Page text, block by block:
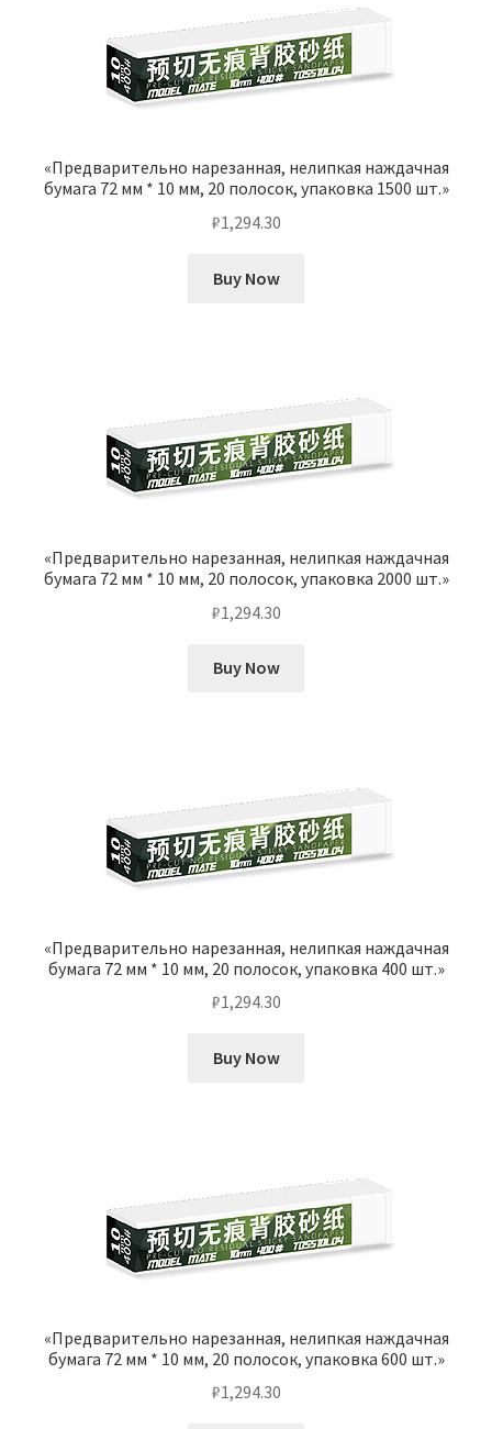
«Предварительно нарезанная, нелипкая наждачная
бумага 72 мм * 10 мм, 20 полосок, упаковка 1500 шт.»
₽1,294.30
Buy Now
«Предварительно нарезанная, нелипкая наждачная
бумага 72 мм * 10 мм, 20 полосок, упаковка 2000 шт.»
₽1,294.30
Buy Now
«Предварительно нарезанная, нелипкая наждачная
бумага 72 мм * 10 мм, 20 полосок, упаковка 400 шт.»
₽1,294.30
Buy Now
«Предварительно нарезанная, нелипкая наждачная
бумага 72 мм * 10 мм, 20 полосок, упаковка 600 шт.»
₽1,294.30